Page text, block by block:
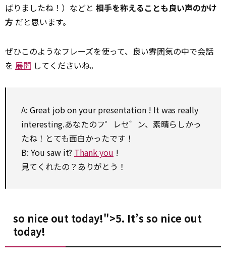
ばりましたね！）などと 相手を称えることも良い声のかけ
方 だと思います。
ぜひこのようなフレーズを使って、良い雰囲気の中で会話
を 展開 してくださいね。
A: Great jobonyourpresentation ! It was really
interesting.あなたのフ゜レセ゛ン、素晴らしかっ
たね！とても面白かったです！
B: You saw it? Thank you !
見てくれたの？ありがとう！
so nice out today!">5. It’s so nice out
today!